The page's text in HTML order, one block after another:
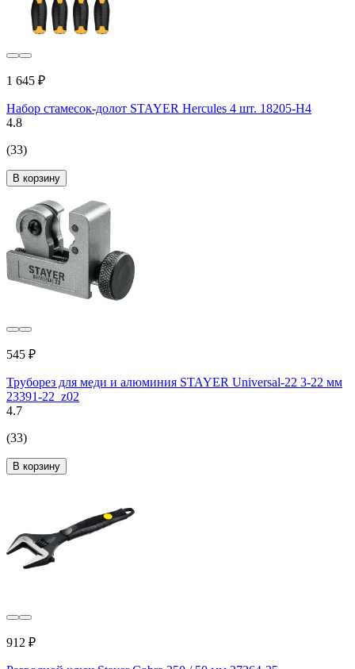
1 645 ₽
Набор стамесок-долот STAYER Hercules 4 шт. 18205-H4
4.8
(33)
В корзину
545 ₽
Труборез для меди и алюминия STAYER Universal-22 3-22 мм
23391-22_z02
4.7
(33)
В корзину
912 ₽